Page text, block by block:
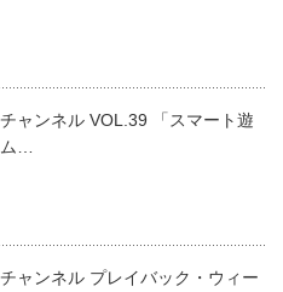
ャンネル VOL.39 「スマート遊
…
ャンネル プレイバック・ウィー